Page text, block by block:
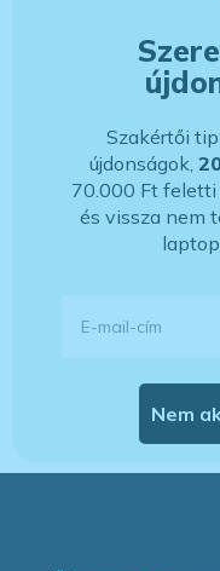
Szakértői
újdonságok,
70.000 Ft feletti
és vissza nem